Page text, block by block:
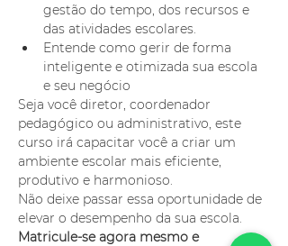
gestão do tempo, dos recursos e
das atividades escolares.
Entende como gerir de forma
inteligente e otimizada sua escola
e seu negócio
Seja você diretor, coordenador
pedagógico ou administrativo, este
curso irá capacitar você a criar um
ambiente escolar mais eficiente,
produtivo e harmonioso.
Não deixe passar essa oportunidade de
elevar o desempenho da sua escola.
Matricule-se agora mesmo e